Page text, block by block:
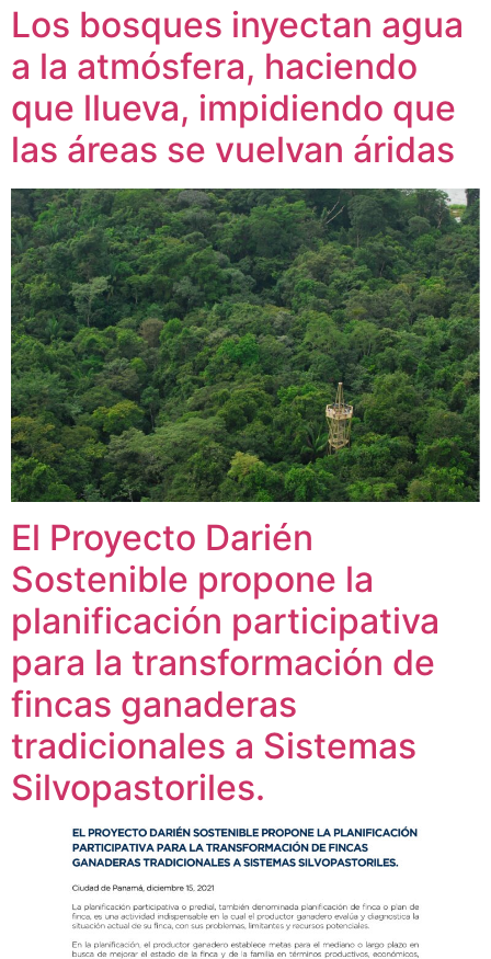
Los bosques inyectan agua
a la atmósfera, haciendo
que llueva, impidiendo que
las áreas se vuelvan áridas
El Proyecto Darién
Sostenible propone la
planificación participativa
para la transformación de
fincas ganaderas
tradicionales a Sistemas
Silvopastoriles.